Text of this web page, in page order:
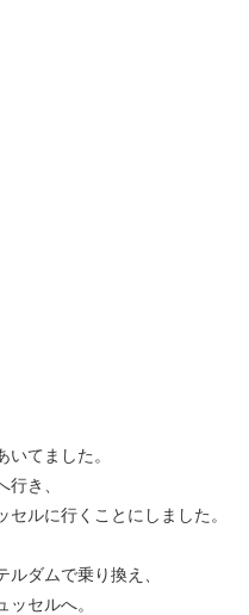
てました。
き、
ルに行くことにしました。
ダムで乗り換え、
セルへ。